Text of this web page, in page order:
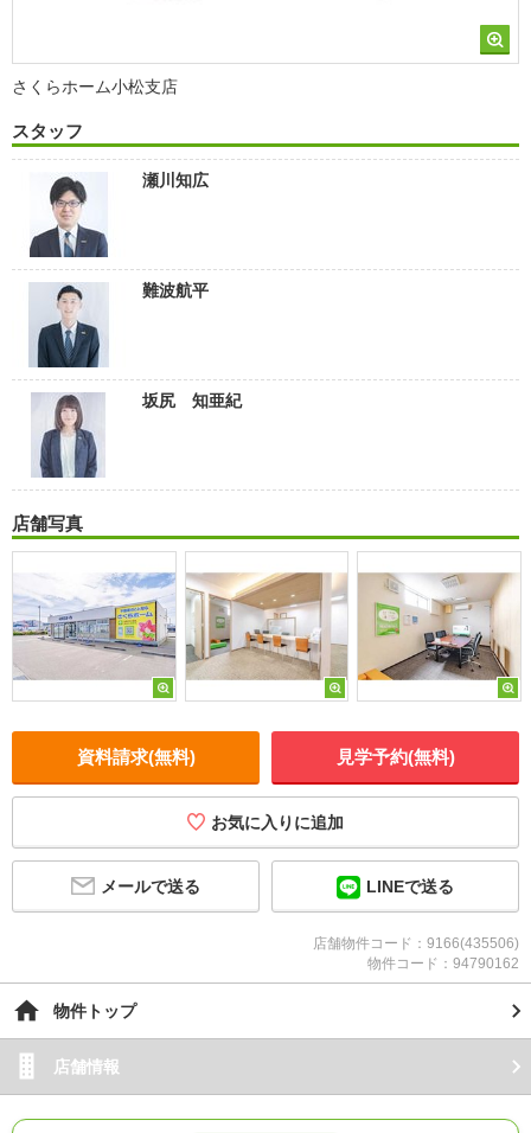
さくらホーム小松支店
スタッフ
瀬川知広
難波航平
坂尻 知亜紀
店舗写真
資料請求(無料) 見学予約(無料)
お気に入りに追加
メールで送る LINEで送る
店舗物件コード：9166(435506)
物件コード：94790162
物件トップ
店舗情報